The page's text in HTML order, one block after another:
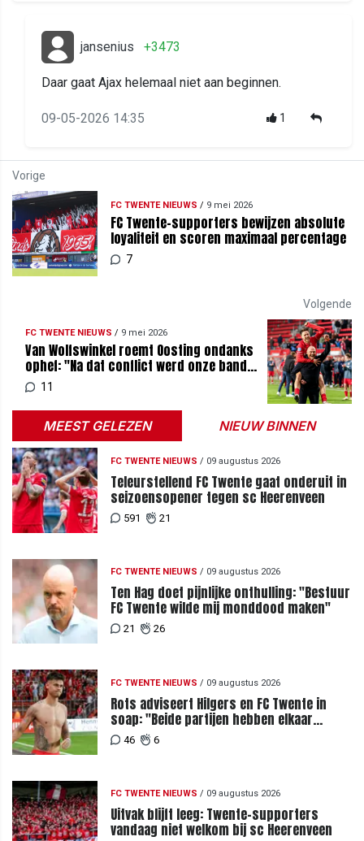
jansenius +3473
Daar gaat Ajax helemaal niet aan beginnen.
09-05-2026 14:35 1
Vorige
FC TWENTE NIEUWS / 9 mei 2026
FC Twente-supporters bewijzen absolute
loyaliteit en scoren maximaal percentage
7
Volgende
FC TWENTE NIEUWS / 9 mei 2026
Van Wolfswinkel roemt Oosting ondanks
ophef: "Na dat conflict werd onze band
alleen maar sterker"
11
MEEST GELEZEN NIEUW BINNEN
FC TWENTE NIEUWS / 09 augustus 2026
Teleurstellend FC Twente gaat onderuit in
seizoensopener tegen sc Heerenveen
591 21
FC TWENTE NIEUWS / 09 augustus 2026
Ten Hag doet pijnlijke onthulling: "Bestuur
FC Twente wilde mij monddood maken"
21 26
FC TWENTE NIEUWS / 09 augustus 2026
Rots adviseert Hilgers en FC Twente in
soap: "Beide partijen hebben elkaar
teleurgesteld"
46 6
FC TWENTE NIEUWS / 09 augustus 2026
Uitvak blijft leeg: Twente-supporters
vandaag niet welkom bij sc Heerenveen